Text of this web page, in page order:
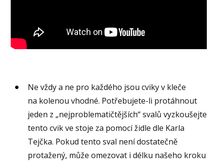
Ne vždy a ne pro každého jsou cviky v kleče
na kolenou vhodné. Potřebujete-li protáhnout
jeden z „nejproblematičtějších“ svalů vyzkoušejte
tento cvik ve stoje za pomocí židle dle Karla
Tejčka. Pokud tento sval není dostatečně
protažený, může omezovat i délku našeho kroku